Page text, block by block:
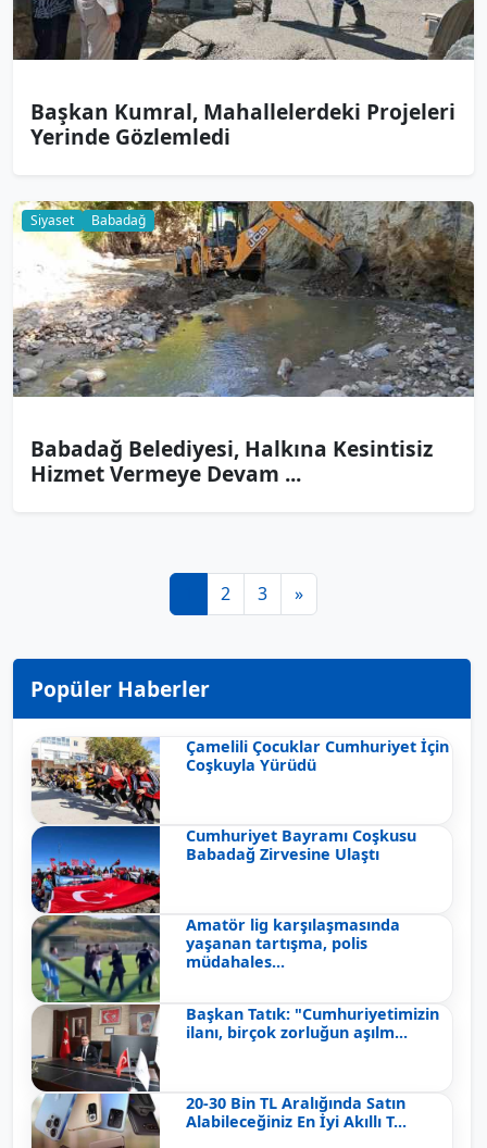
Başkan Kumral, Mahallelerdeki Projeleri
Yerinde Gözlemledi
Siyaset Babadağ
Babadağ Belediyesi, Halkına Kesintisiz
Hizmet Vermeye Devam ...
2 3 »
Popüler Haberler
Çamelili Çocuklar Cumhuriyet İçin
Coşkuyla Yürüdü
Cumhuriyet Bayramı Coşkusu
Babadağ Zirvesine Ulaştı
Amatör lig karşılaşmasında
yaşanan tartışma, polis
müdahales...
Başkan Tatık: "Cumhuriyetimizin
ilanı, birçok zorluğun aşılm...
20-30 Bin TL Aralığında Satın
Alabileceğiniz En İyi Akıllı T...